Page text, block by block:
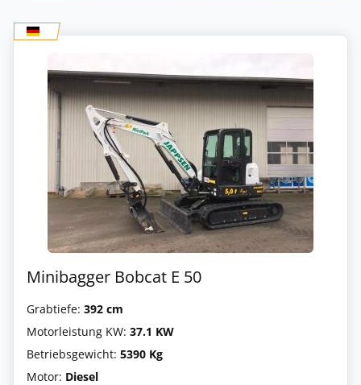
Minibagger Bobcat E 50
Grabtiefe: 392 cm
Motorleistung KW: 37.1 KW
Betriebsgewicht: 5390 Kg
Motor: Diesel